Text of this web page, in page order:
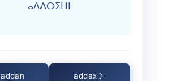
ⴰⴷⴷⵔⵉⵡⵏ
addan addax